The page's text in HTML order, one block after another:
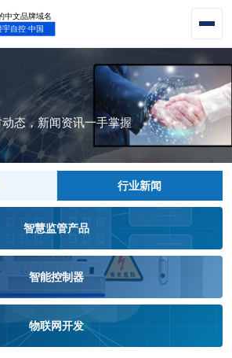
态，新闻资讯一手掌握
行业新闻
智慧监管产品
智能控制器
物联网开发